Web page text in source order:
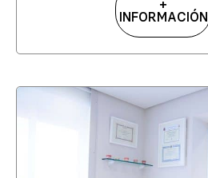
+
INFORMACIÓN